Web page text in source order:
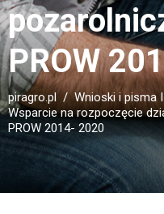
PROW
piragro.pl
Wnioski i pisma
Wsparcie na rozpoczęcie
PROW 2014- 2020